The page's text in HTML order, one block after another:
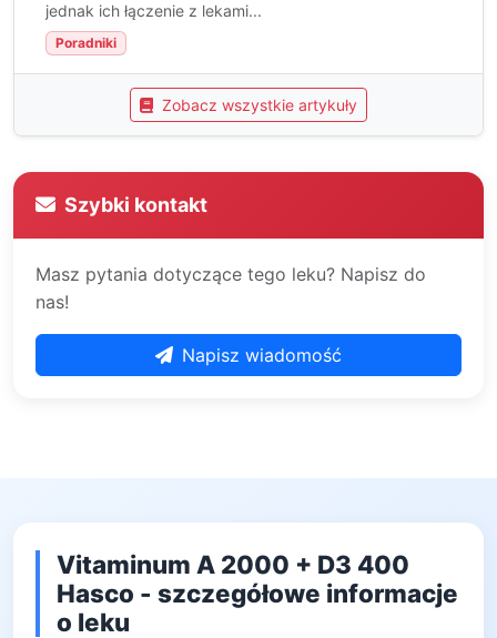
jednak ich łączenie z lekami...
Poradniki
Zobacz wszystkie artykuły
Szybki kontakt
Masz pytania dotyczące tego leku? Napisz do
nas!
Napisz wiadomość
Vitaminum A 2000 + D3 400
Hasco - szczegółowe informacje
o leku